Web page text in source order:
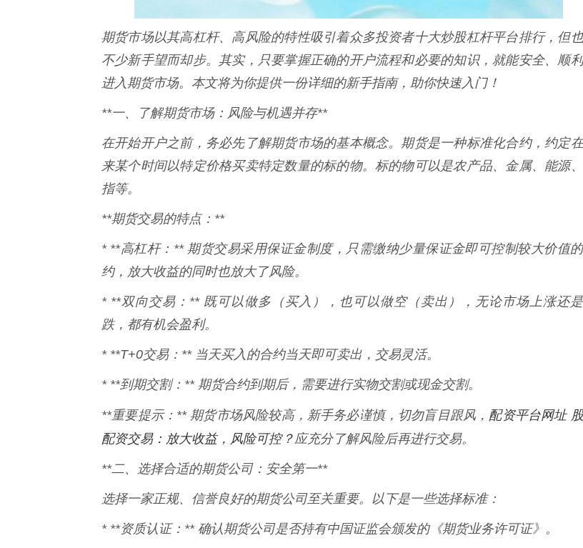
期货市场以其高杠杆、高风险的特性吸引着众多投资者十大炒股杠杆平台排行，但
不少新手望而却步。其实，只要掌握正确的开户流程和必要的知识，就能安全、顺
进入期货市场。本文将为你提供一份详细的新手指南，助你快速入门！
**一、了解期货市场：风险与机遇并存**
在开始开户之前，务必先了解期货市场的基本概念。期货是一种标准化合约，约定
来某个时间以特定价格买卖特定数量的标的物。标的物可以是农产品、金属、能源
指等。
**期货交易的特点：**
* **高杠杆：** 期货交易采用保证金制度，只需缴纳少量保证金即可控制较大价值
约，放大收益的同时也放大了风险。
* **双向交易：** 既可以做多（买入），也可以做空（卖出），无论市场上涨还
跌，都有机会盈利。
* **T+0交易：** 当天买入的合约当天即可卖出，交易灵活。
* **到期交割：** 期货合约到期后，需要进行实物交割或现金交割。
**重要提示：** 期货市场风险较高，新手务必谨慎，切勿盲目跟风， 配资平台网址
配资交易：放大收益，风险可控？ 应充分了解风险后再进行交易。
**二、选择合适的期货公司：安全第一**
选择一家正规、信誉良好的期货公司至关重要。以下是一些选择标准：
* **资质认证：** 确认期货公司是否持有中国证监会颁发的《期货业务许可证》。